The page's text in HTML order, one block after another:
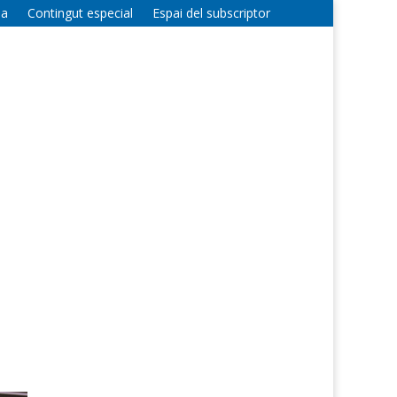
Contingut especial Espai del subscriptor